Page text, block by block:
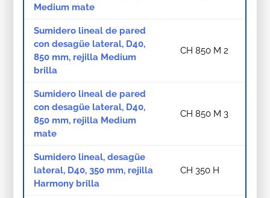
Medium mate
Sumidero lineal de pared
con desagüe lateral, D40,
850 mm, rejilla Medium
brilla
CH 850 M 2
Sumidero lineal de pared
con desagüe lateral, D40,
850 mm, rejilla Medium
mate
CH 850 M 3
Sumidero lineal, desagüe
lateral, D40, 350 mm, rejilla
Harmony brilla
CH 350 H